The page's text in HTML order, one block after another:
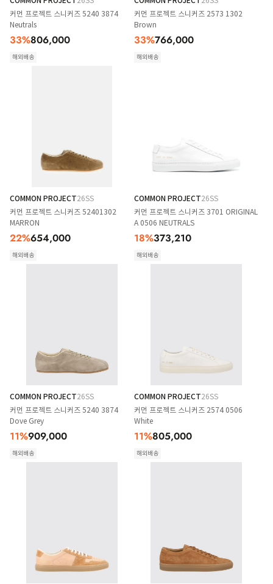
커먼 프로젝트 스니커즈 5240 3874
Neutrals
33%806,000
해외배송
커먼 프로젝트 스니커즈 2573 1302
Brown
33%766,000
해외배송
COMMON PROJECT26SS
커먼 프로젝트 스니커즈 52401302
MARRON
22%654,000
해외배송
COMMON PROJECT26SS
커먼 프로젝트 스니커즈 3701 ORIGINAL
A 0506 NEUTRALS
18%373,210
해외배송
COMMON PROJECT26SS
커먼 프로젝트 스니커즈 5240 3874
Dove Grey
11%909,000
해외배송
COMMON PROJECT26SS
커먼 프로젝트 스니커즈 2574 0506
White
11%805,000
해외배송